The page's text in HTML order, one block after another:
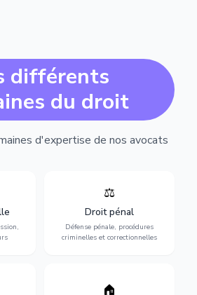
différents
du droit
d'expertise de nos avocats
et
⚖️
Droit pénal
Défense pénale, procédures
criminelles et correctionnelles
Expertise en matière pénale,
vue jusqu'au procès, pour
toute affaire correctionnelle
ou criminelle.
au
🏠
Sécurisation de vos projets